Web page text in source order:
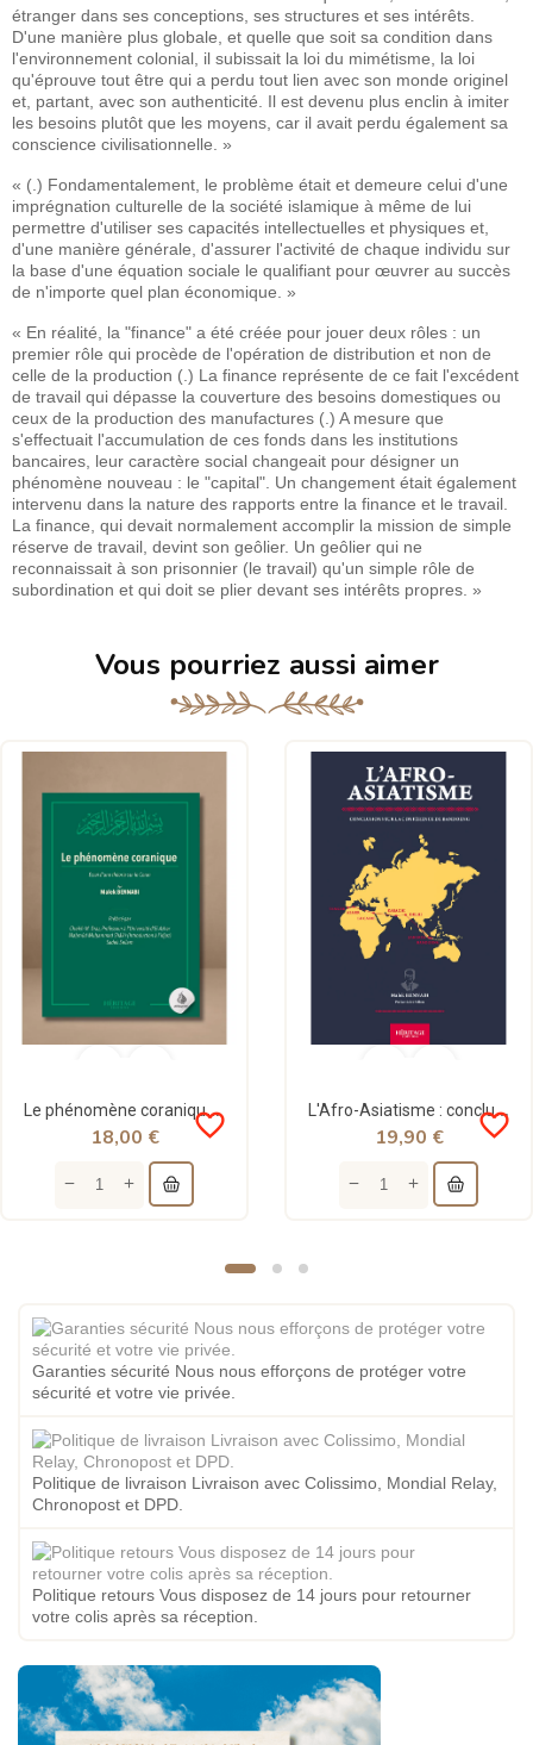
étranger dans ses conceptions, ses structures et ses intérêts.
D'une manière plus globale, et quelle que soit sa condition dans
l'environnement colonial, il subissait la loi du mimétisme, la loi
qu'éprouve tout être qui a perdu tout lien avec son monde originel
et, partant, avec son authenticité. Il est devenu plus enclin à imiter
les besoins plutôt que les moyens, car il avait perdu également sa
conscience civilisationnelle. »
« (.) Fondamentalement, le problème était et demeure celui d'une
imprégnation culturelle de la société islamique à même de lui
permettre d'utiliser ses capacités intellectuelles et physiques et,
d'une manière générale, d'assurer l'activité de chaque individu sur
la base d'une équation sociale le qualifiant pour œuvrer au succès
de n'importe quel plan économique. »
« En réalité, la "finance" a été créée pour jouer deux rôles : un
premier rôle qui procède de l'opération de distribution et non de
celle de la production (.) La finance représente de ce fait l'excédent
de travail qui dépasse la couverture des besoins domestiques ou
ceux de la production des manufactures (.) A mesure que
s'effectuait l'accumulation de ces fonds dans les institutions
bancaires, leur caractère social changeait pour désigner un
phénomène nouveau : le "capital". Un changement était également
intervenu dans la nature des rapports entre la finance et le travail.
La finance, qui devait normalement accomplir la mission de simple
réserve de travail, devint son geôlier. Un geôlier qui ne
reconnaissait à son prisonnier (le travail) qu'un simple rôle de
subordination et qui doit se plier devant ses intérêts propres. »
Vous pourriez aussi aimer
Le phénomène coranique - Malek Bennabi - Héritage
favorite_border
18,00 €
L'Afro-Asiatisme : conclusions sur la conférence de Bandoeng - Malek Bennabi - Héritage
favorite_border
19,90 €
Garanties sécurité Nous nous efforçons de protéger votre
sécurité et votre vie privée.
Politique de livraison Livraison avec Colissimo, Mondial Relay,
Chronopost et DPD.
Politique retours Vous disposez de 14 jours pour retourner
votre colis après sa réception.